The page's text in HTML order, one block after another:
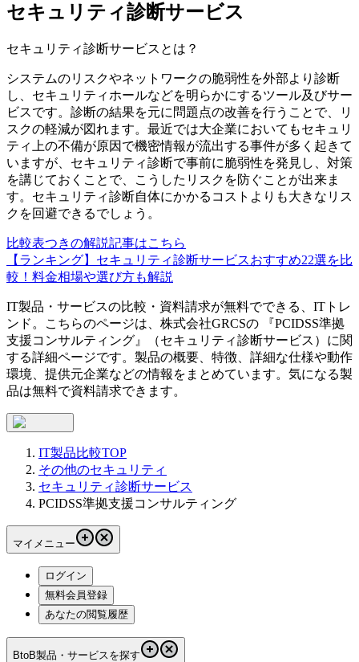
セキュリティ診断サービス
セキュリティ診断サービス とは？
システムのリスクやネットワークの脆弱性を外部より診断
し、セキュリティホールなどを明らかにするツール及びサー
ビスです。診断の結果を元に問題点の改善を行うことで、リ
スクの軽減が図れます。最近では大企業においてもセキュリ
ティ上の不備が原因で機密情報が流出する事件が多く起きて
いますが、セキュリティ診断で事前に脆弱性を発見し、対策
を講じておくことで、こうしたリスクを防ぐことが出来ま
す。セキュリティ診断自体にかかるコストよりも大きなリス
クを回避できるでしょう。
比較表つきの解説記事はこちら
【ランキング】セキュリティ診断サービスおすすめ22選を比
較！料金相場や選び方も解説
IT製品・サービスの比較・資料請求が無料でできる、ITトレ
ンド。こちらのページは、 株式会社GRCSの 『PCIDSS準拠
支援コンサルティング 』（セキュリティ診断サービス ）に関
する詳細ページです。製品の概要、特徴、詳細な仕様や動作
環境、提供元企業などの情報をまとめています。気になる製
品は無料で資料請求できます。
IT製品比較TOP
その他のセキュリティ
セキュリティ診断サービス
PCIDSS準拠支援コンサルティング
マイメニュー
ログイン
無料会員登録
あなたの閲覧履歴
BtoB製品・サービスを探す